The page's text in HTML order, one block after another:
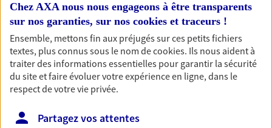
Horaires :Fermé
Ouvre demain à 14:00
04 50 71 02 68
NOUS CONTACTER
VOIR NOTRE SITE WEB
Chez AXA nous nous engageons à être transparents
sur nos garanties, sur nos cookies et traceurs !
Ensemble, mettons fin aux préjugés sur ces petits fichiers
textes, plus connus sous le nom decookies. Ils nous aident à
traiter des informations essentielles pour garantir la sécurité
du site et faire évoluer votre expérience en ligne, dans le
respect de votre vie privée.
Partagez vos attentes